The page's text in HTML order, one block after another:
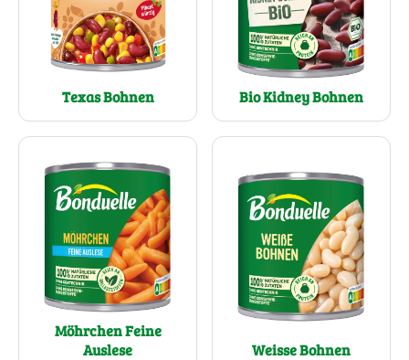
Texas Bohnen Bio Kidney Bohnen
Möhrchen Feine
Auslese
Weisse Bohnen